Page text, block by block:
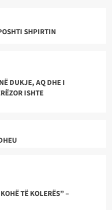
SHPIRTIN
DUKJE, AQ DHE I
ISHTE
TË KOLERËS” –